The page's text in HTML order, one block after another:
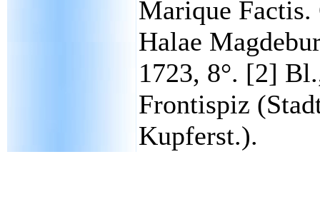
Marique Factis.
Halae
1723, 8°. [2]
Frontispiz
Kupferst.).